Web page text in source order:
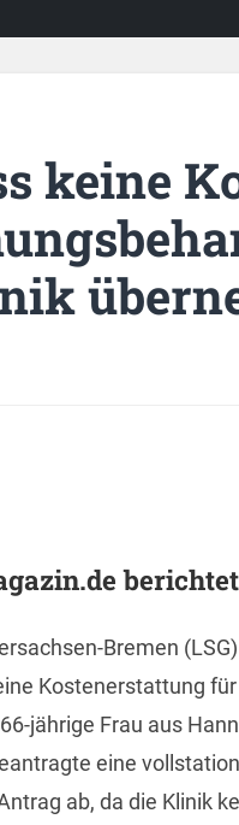
keine
Bremen
Kostenerstattung
jährige Frau aus
eine
ab, da die Klinik